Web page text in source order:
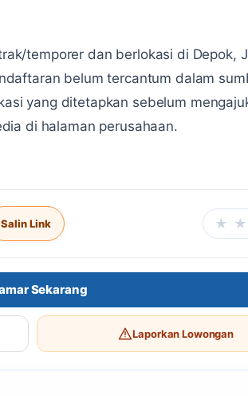
temporer dan berlokasi di Depok,
belum tercantum dalam
yang ditetapkan sebelum
di halaman perusahaan.
Salin Link ★ ★
Sekarang
Laporkan Lowongan